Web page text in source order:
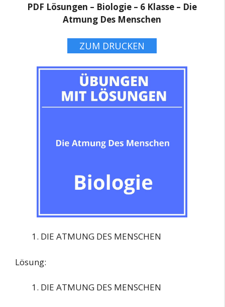
PDF Lösungen – Biologie – 6 Klasse – Die
Atmung Des Menschen
ZUM DRUCKEN
DIE ATMUNG DES MENSCHEN
Lösung:
DIE ATMUNG DES MENSCHEN